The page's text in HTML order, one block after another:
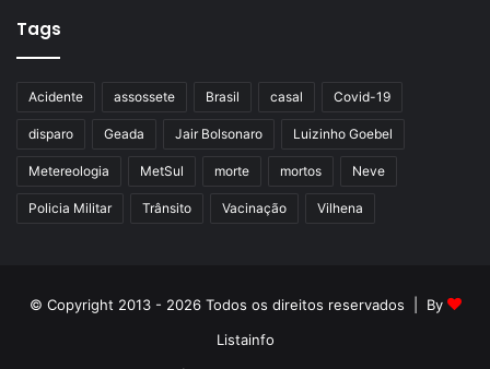
Tags
Acidente assossete Brasil casal Covid-19
disparo Geada Jair Bolsonaro Luizinho Goebel
Metereologia MetSul morte mortos Neve
Policia Militar Trânsito Vacinação Vilhena
© Copyright 2013 - 2026 Todos os direitos reservados | By
Listainfo